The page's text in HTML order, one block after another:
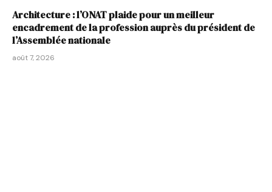
Architecture : l’ONAT plaide pour un meilleur
encadrement de la profession auprès du président de
l’Assemblée nationale
août 7, 2026